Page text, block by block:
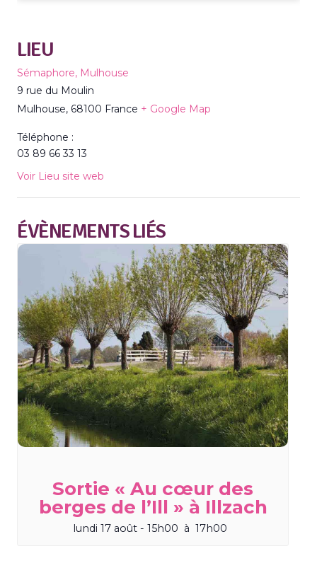
LIEU
Sémaphore, Mulhouse
9 rue du Moulin
Mulhouse, 68100 France + Google Map
Téléphone :
03 89 66 33 13
Voir Lieu site web
ÉVÈNEMENTS LIÉS
Sortie « Au cœur des
berges de l’Ill » à Illzach
lundi 17 août - 15h00 à 17h00